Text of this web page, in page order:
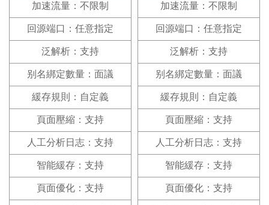
加速流量：不限制
回源端口：任意指定
泛解析：支持
别名綁定數量：面議
緩存規則：自定義
頁面壓縮：支持
人工分析日志：支持
智能緩存：支持
頁面優化：支持
加速流量：不限制
回源端口：任意指定
泛解析：支持
别名綁定數量：面議
緩存規則：自定義
頁面壓縮：支持
人工分析日志：支持
智能緩存：支持
頁面優化：支持